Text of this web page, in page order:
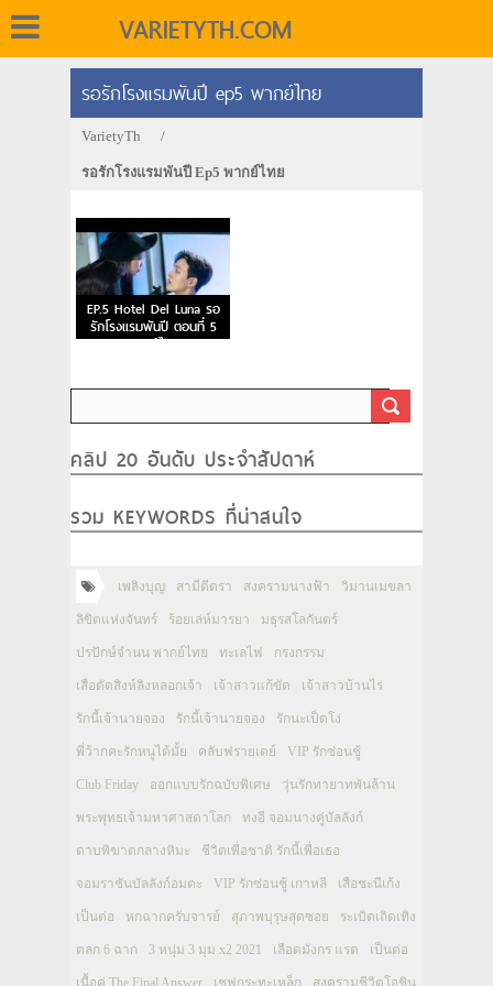
VARIETYTH.COM
รอรักโรงแรมพันปี ep5 พากย์ไทย
VarietyTh /
รอรักโรงแรมพันปี Ep5 พากย์ไทย
EP.5 Hotel Del Luna รอ
รักโรงแรมพันปี ตอนที่ 5
พากย์ไทย
คลิป 20 อันดับ ประจำสัปดาห์
รวม KEYWORDS ที่น่าสนใจ
เพลิงบุญ สามีตีตรา สงครามนางฟ้า วิมานเมขลา
ลิขิตแห่งจันทร์ ร้อยเล่ห์มารยา มธุรสโลกันตร์
ปรปักษ์จำนน พากย์ไทย ทะเลไฟ กรงกรรม
เสือตัดสิงห์ลิงหลอกเจ้า เจ้าสาวแก้ขัด เจ้าสาวบ้านไร่
รักนี้เจ้านายจอง รักนี้เจ้านายจอง รักนะเป็ดโง่
พี่ว้ากคะรักหนูได้มั้ย คลับฟรายเดย์ VIP รักซ่อนชู้
Club Friday ออกแบบรักฉบับพิเศษ วุ่นรักทายาทพันล้าน
พระพุทธเจ้ามหาศาสดาโลก ทงอี จอมนางคู่บัลลังก์
ดาบพิฆาตกลางหิมะ ชีวิตเพื่อชาติ รักนี้เพื่อเธอ
จอมราชันบัลลังก์อมตะ VIP รักซ่อนชู้ เกาหลี เสือชะนีเก้ง
เป็นต่อ หกฉากครับจารย์ สุภาพบุรุษสุดซอย ระเบิดเถิดเทิง
ตลก 6 ฉาก 3 หนุ่ม 3 มุม x2 2021 เลือดมังกร แรด เป็นต่อ
เนื้อคู่ The Final Answer เชฟกระทะเหล็ก สงครามชีวิตโอชิน